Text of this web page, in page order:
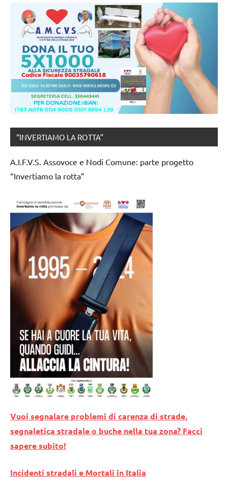
“INVERTIAMO LA ROTTA”
A.I.F.V.S. Assovoce e Nodi Comune: parte progetto
“Invertiamo la rotta”
Vuoi segnalare problemi di carenza di strade,
segnaletica stradale o buche nella tua zona? Facci
sapere subito!
Incidenti stradali e Mortali in Italia